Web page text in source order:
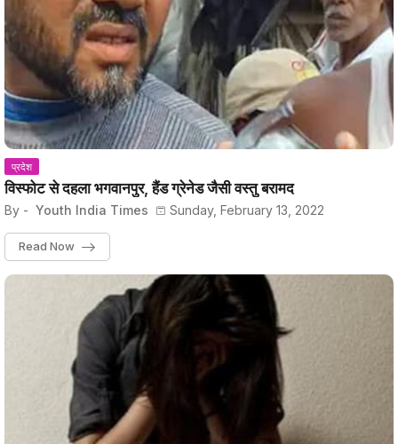
प्रदेश
विस्फोट से दहला भगवानपुर, हैंड ग्रेनेड जैसी वस्तु बरामद
By - Youth India Times Sunday, February 13, 2022
Read Now